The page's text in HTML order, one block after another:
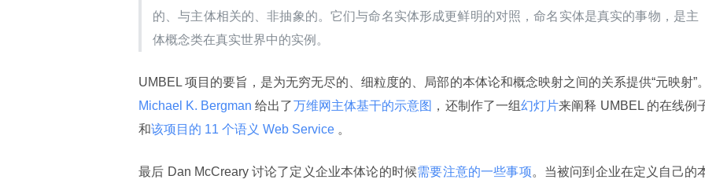
的、与主体相关的、非抽象的。它们与命名实体形成更鲜明的对照，命名实体是真实的事物，是主
体概念类在真实世界中的实例。
UMBEL 项目的要旨，是为无穷无尽的、细粒度的、局部的本体论和概念映射之间的关系提供“元映射”。
Michael K. Bergman 给出了万维网主体基干的示意图 ，还制作了一组幻灯片来阐释 UMBEL 的在线例
和该项目的 11 个语义 Web Service 。
最后 Dan McCreary 讨论了定义企业本体论的时候需要注意的一些事项。当被问到企业在定义自己的